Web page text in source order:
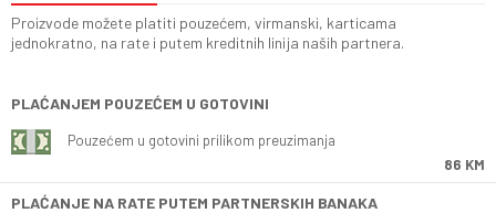
Proizvode možete platiti pouzećem, virmanski, karticama
jednokratno, na rate i putem kreditnih linija naših partnera.
PLAĆANJEM POUZEĆEM U GOTOVINI
Pouzećem u gotovini prilikom preuzimanja
86 KM
PLAĆANJE NA RATE PUTEM PARTNERSKIH BANAKA